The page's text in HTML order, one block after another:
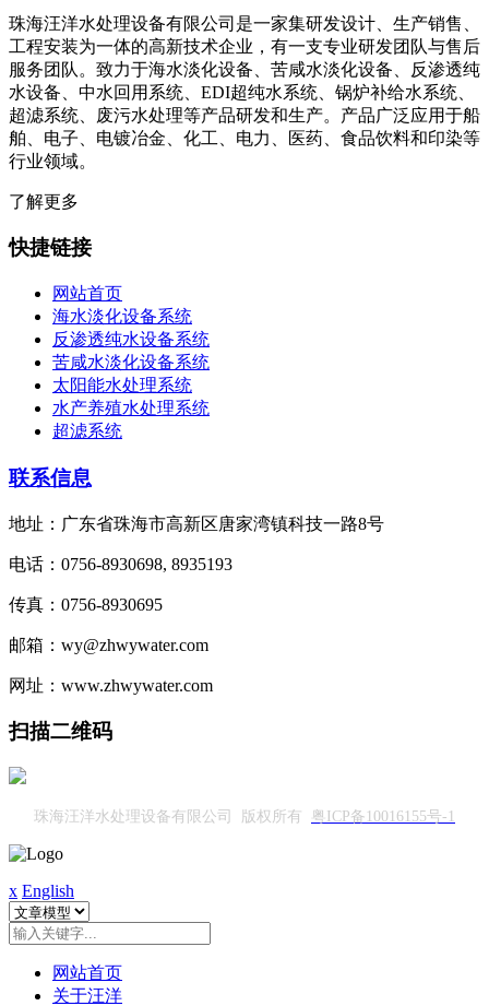
珠海汪洋水处理设备有限公司是一家集研发设计、生产销售、
工程安装为一体的高新技术企业，有一支专业研发团队与售后
服务团队。致力于海水淡化设备、苦咸水淡化设备、反渗透纯
水设备、中水回用系统、EDI超纯水系统、锅炉补给水系统、
超滤系统、废污水处理等产品研发和生产。产品广泛应用于船
舶、电子、电镀冶金、化工、电力、医药、食品饮料和印染等
行业领域。
了解更多
快捷链接
网站首页
海水淡化设备系统
反渗透纯水设备系统
苦咸水淡化设备系统
太阳能水处理系统
水产养殖水处理系统
超滤系统
联系信息
地址：广东省珠海市高新区唐家湾镇科技一路8号
电话：0756-8930698, 8935193
传真：0756-8930695
邮箱：wy@zhwywater.com
网址：www.zhwywater.com
扫描二维码
珠海汪洋水处理设备有限公司 版权所有 粤ICP备10016155号-1
x English
网站首页
关于汪洋